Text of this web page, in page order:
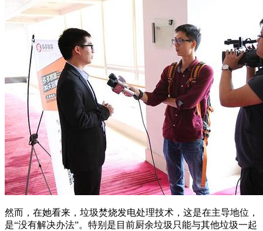
然而，在她看来，垃圾焚烧发电处理技术，这是在主导地位，
是“没有解决办法”。特别是目前厨余垃圾只能与其他垃圾一起